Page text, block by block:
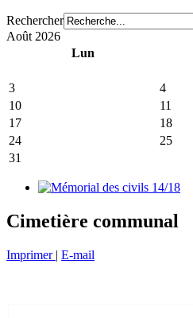
Rechercher
Août 2026
Lun
3
4
10
11
17
18
24
25
31
Cimetière communal
Imprimer | E-mail